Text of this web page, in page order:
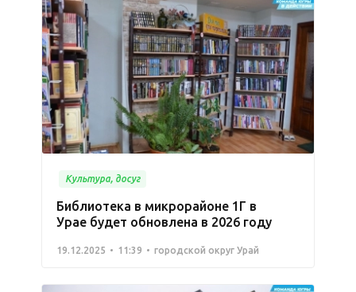
Культура, досуг
Библиотека в микрорайоне 1Г в
Урае будет обновлена в 2026 году
19.12.2025 11:39 городской округ Урай